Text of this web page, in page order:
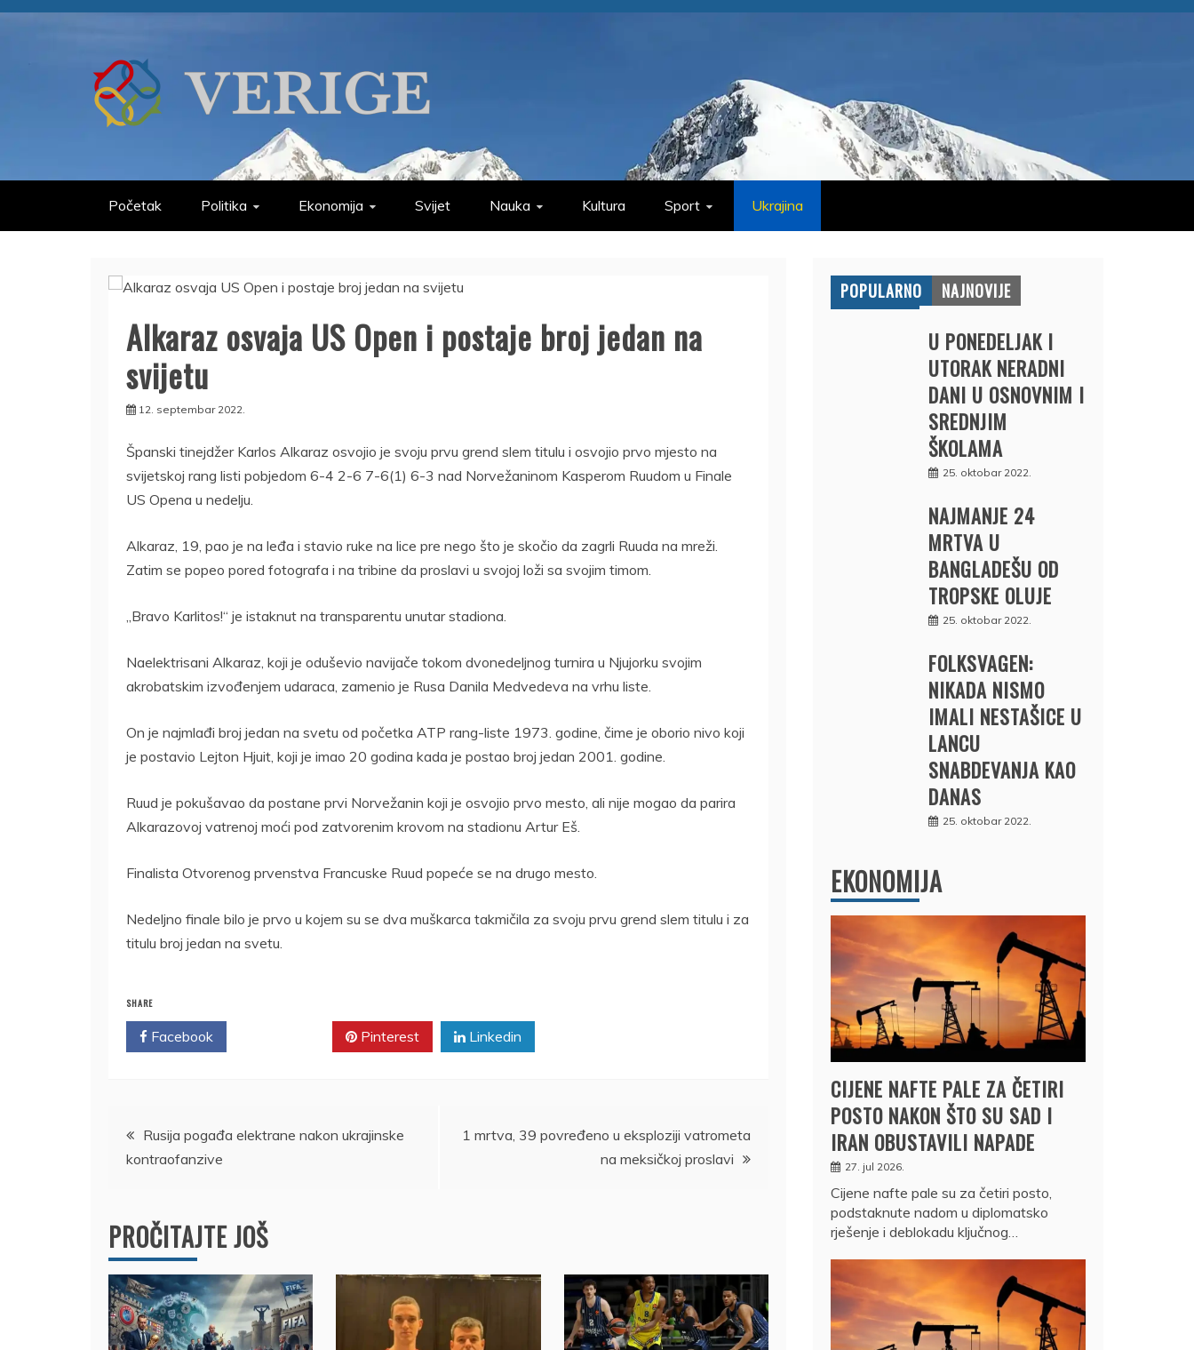
Skip
VERIGE
Početak Politika Ekonomija Svijet Nauka Kultura Sport Ukrajina
Alkaraz osvaja US Open i postaje broj jedan na
svijetu
12. septembar 2022.
Španski tinejdžer Karlos Alkaraz osvojio je svoju prvu grend slem titulu i osvojio prvo mjesto na
svijetskoj rang listi pobjedom 6-4 2-6 7-6(1) 6-3 nad Norvežaninom Kasperom Ruudom u Finale
US Opena u nedelju.
Alkaraz, 19, pao je na leđa i stavio ruke na lice pre nego što je skočio da zagrli Ruuda na mreži.
Zatim se popeo pored fotografa i na tribine da proslavi u svojoj loži sa svojim timom.
„Bravo Karlitos!“ je istaknut na transparentu unutar stadiona.
Naelektrisani Alkaraz, koji je oduševio navijače tokom dvonedeljnog turnira u Njujorku svojim
akrobatskim izvođenjem udaraca, zamenio je Rusa Danila Medvedeva na vrhu liste.
On je najmlađi broj jedan na svetu od početka ATP rang-liste 1973. godine, čime je oborio nivo koji
je postavio Lejton Hjuit, koji je imao 20 godina kada je postao broj jedan 2001. godine.
Ruud je pokušavao da postane prvi Norvežanin koji je osvojio prvo mesto, ali nije mogao da parira
Alkarazovoj vatrenoj moći pod zatvorenim krovom na stadionu Artur Eš.
Finalista Otvorenog prvenstva Francuske Ruud popeće se na drugo mesto.
Nedeljno finale bilo je prvo u kojem su se dva muškarca takmičila za svoju prvu grend slem titulu i za
titulu broj jedan na svetu.
SHARE
Facebook Pinterest Linkedin
Kretanje
članka
Rusija pogađa elektrane nakon ukrajinske
kontraofanzive
1 mrtva, 39 povređeno u eksploziji vatrometa
na meksičkoj proslavi
PROČITAJTE JOŠ
POPULARNO NAJNOVIJE
U PONEDELJAK I
UTORAK NERADNI
DANI U OSNOVNIM I
SREDNJIM
ŠKOLAMA
25. oktobar 2022.
NAJMANJE 24
MRTVA U
BANGLADEŠU OD
TROPSKE OLUJE
25. oktobar 2022.
FOLKSVAGEN:
NIKADA NISMO
IMALI NESTAŠICE U
LANCU
SNABDEVANJA KAO
DANAS
25. oktobar 2022.
EKONOMIJA
CIJENE NAFTE PALE ZA ČETIRI
POSTO NAKON ŠTO SU SAD I
IRAN OBUSTAVILI NAPADE
27. jul 2026.
Cijene nafte pale su za četiri posto,
podstaknute nadom u diplomatsko
rješenje i deblokadu ključnog…